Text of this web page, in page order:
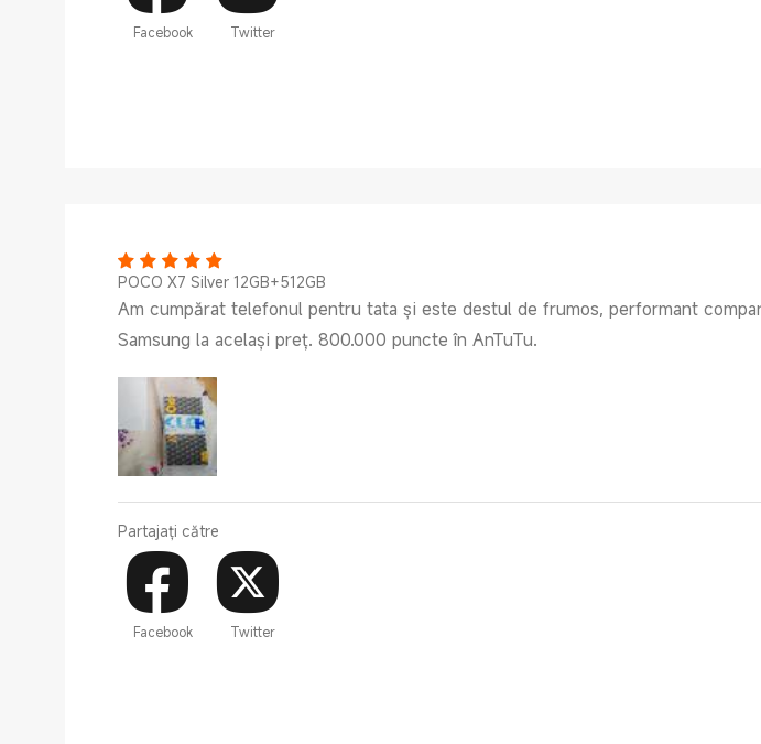
Facebook Twitter
POCO X7 Silver 12GB+512GB
Am cumpărat telefonul pentru tata și este destul de frumos, performant
Samsung la același preț. 800.000 puncte în AnTuTu.
Partajați către
Facebook Twitter